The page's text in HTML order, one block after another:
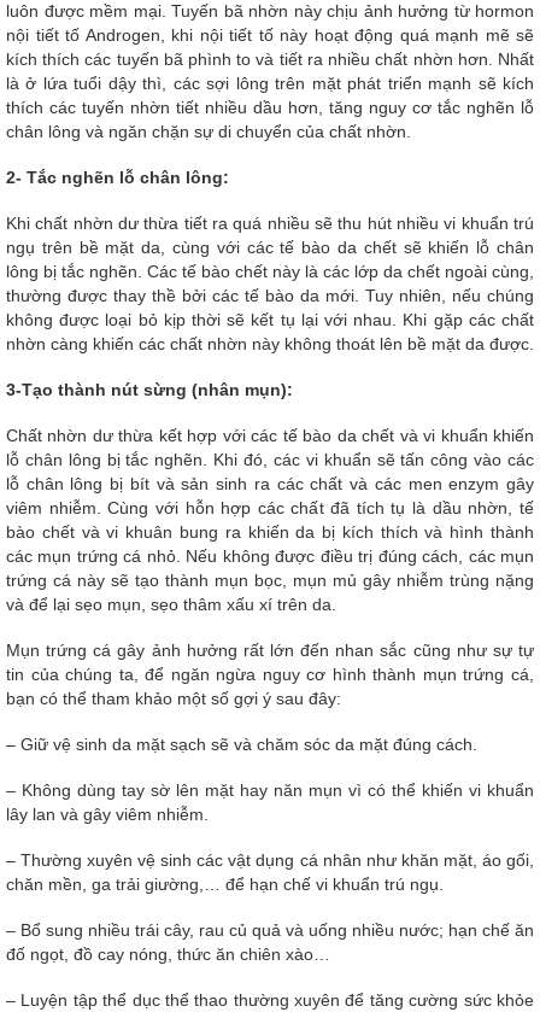
luôn được mềm mại. Tuyến bã nhờn này chịu ảnh hưởng từ hormon
nội tiết tố Androgen, khi nội tiết tố này hoạt động quá mạnh mẽ sẽ
kích thích các tuyến bã phình to và tiết ra nhiều chất nhờn hơn. Nhất
là ở lứa tuổi dậy thì, các sợi lông trên mặt phát triển mạnh sẽ kích
thích các tuyến nhờn tiết nhiều dầu hơn, tăng nguy cơ tắc nghẽn lỗ
chân lông và ngăn chặn sự di chuyển của chất nhờn.
2- Tắc nghẽn lỗ chân lông:
Khi chất nhờn dư thừa tiết ra quá nhiều sẽ thu hút nhiều vi khuẩn trú
ngụ trên bề mặt da, cùng với các tế bào da chết sẽ khiến lỗ chân
lông bị tắc nghẽn. Các tế bào chết này là các lớp da chết ngoài cùng,
thường được thay thề bởi các tế bào da mới. Tuy nhiên, nếu chúng
không được loại bỏ kịp thời sẽ kết tụ lại với nhau. Khi gặp các chất
nhờn càng khiến các chất nhờn này không thoát lên bề mặt da được.
3-Tạo thành nút sừng (nhân mụn):
Chất nhờn dư thừa kết hợp với các tế bào da chết và vi khuẩn khiến
lỗ chân lông bị tắc nghẽn. Khi đó, các vi khuẩn sẽ tấn công vào các
lỗ chân lông bị bít và sản sinh ra các chất và các men enzym gây
viêm nhiễm. Cùng với hỗn hợp các chất đã tích tụ là dầu nhờn, tế
bào chết và vi khuân bung ra khiến da bị kích thích và hình thành
các mụn trứng cá nhỏ. Nếu không được điều trị đúng cách, các mụn
trứng cá này sẽ tạo thành mụn bọc, mụn mủ gây nhiễm trùng nặng
và để lại sẹo mụn, sẹo thâm xấu xí trên da.
Mụn trứng cá gây ảnh hưởng rất lớn đến nhan sắc cũng như sự tự
tin của chúng ta, để ngăn ngừa nguy cơ hình thành mụn trứng cá,
bạn có thể tham khảo một số gợi ý sau đây:
– Giữ vệ sinh da mặt sạch sẽ và chăm sóc da mặt đúng cách.
– Không dùng tay sờ lên mặt hay năn mụn vì có thể khiến vi khuẩn
lây lan và gây viêm nhiễm.
– Thường xuyên vệ sinh các vật dụng cá nhân như khăn mặt, áo gối,
chăn mền, ga trải giường,… để hạn chế vi khuẩn trú ngụ.
– Bổ sung nhiều trái cây, rau củ quả và uống nhiều nước; hạn chế ăn
đố ngọt, đồ cay nóng, thức ăn chiên xào…
– Luyện tập thể dục thể thao thường xuyên để tăng cường sức khỏe